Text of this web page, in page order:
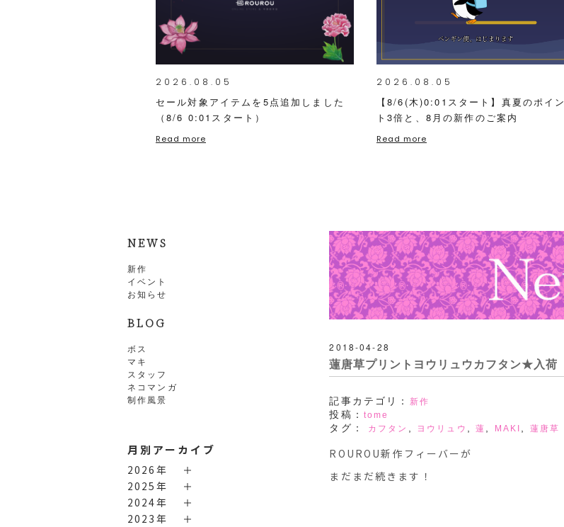
2026.08.05
セール対象アイテムを5点追加しました
（8/6 0:01スタート）
Read more
2026.08.05
【8/6(木)0:01スタート】真夏のポイン
ト3倍と、8月の新作のご案内
Read more
NEWS
新作
イベント
お知らせ
BLOG
ボス
マキ
スタッフ
ネコマンガ
制作風景
月別アーカイブ
2026年
2025年
2024年
2023年
2018-04-28
蓮唐草プリントヨウリュウカフタン★入荷
記事カテゴリ： 新作
投稿： tome
タグ： カフタン ヨウリュウ ,蓮 MAKI 蓮唐草
ROUROU新作フィーバーが
まだまだ続きます！